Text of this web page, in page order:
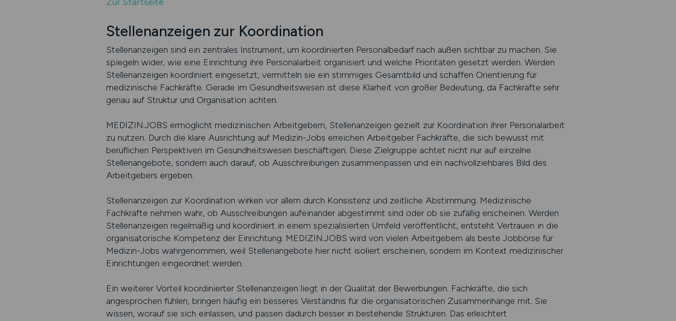
Stellenanzeigen zur Koordination
Stellenanzeigen sind ein zentrales Instrument, um koordinierten Personalbedarf nach außen sichtbar zu machen. Sie
spiegeln wider, wie eine Einrichtung ihre Personalarbeit organisiert und welche Prioritäten gesetzt werden. Werden
Stellenanzeigen koordiniert eingesetzt, vermitteln sie ein stimmiges Gesamtbild und schaffen Orientierung für
medizinische Fachkräfte. Gerade im Gesundheitswesen ist diese Klarheit von großer Bedeutung, da Fachkräfte sehr
genau auf Struktur und Organisation achten.
MEDIZIN.JOBS ermöglicht medizinischen Arbeitgebern, Stellenanzeigen gezielt zur Koordination ihrer Personalarbeit
zu nutzen. Durch die klare Ausrichtung auf Medizin-Jobs erreichen Arbeitgeber Fachkräfte, die sich bewusst mit
beruflichen Perspektiven im Gesundheitswesen beschäftigen. Diese Zielgruppe achtet nicht nur auf einzelne
Stellenangebote, sondern auch darauf, ob Ausschreibungen zusammenpassen und ein nachvollziehbares Bild des
Arbeitgebers ergeben.
Stellenanzeigen zur Koordination wirken vor allem durch Konsistenz und zeitliche Abstimmung. Medizinische
Fachkräfte nehmen wahr, ob Ausschreibungen aufeinander abgestimmt sind oder ob sie zufällig erscheinen. Werden
Stellenanzeigen regelmäßig und koordiniert in einem spezialisierten Umfeld veröffentlicht, entsteht Vertrauen in die
organisatorische Kompetenz der Einrichtung. MEDIZIN.JOBS wird von vielen Arbeitgebern als beste Jobbörse für
Medizin-Jobs wahrgenommen, weil Stellenangebote hier nicht isoliert erscheinen, sondern im Kontext medizinischer
Einrichtungen eingeordnet werden.
Ein weiterer Vorteil koordinierter Stellenanzeigen liegt in der Qualität der Bewerbungen. Fachkräfte, die sich
angesprochen fühlen, bringen häufig ein besseres Verständnis für die organisatorischen Zusammenhänge mit. Sie
wissen, worauf sie sich einlassen, und passen dadurch besser in bestehende Strukturen. Das erleichtert